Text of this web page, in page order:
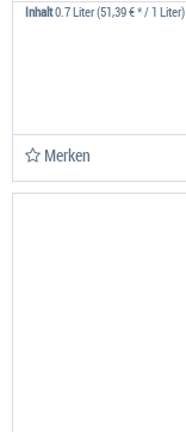
Inhalt0.7 Liter(51,39 € * / 1 Liter)
Merken